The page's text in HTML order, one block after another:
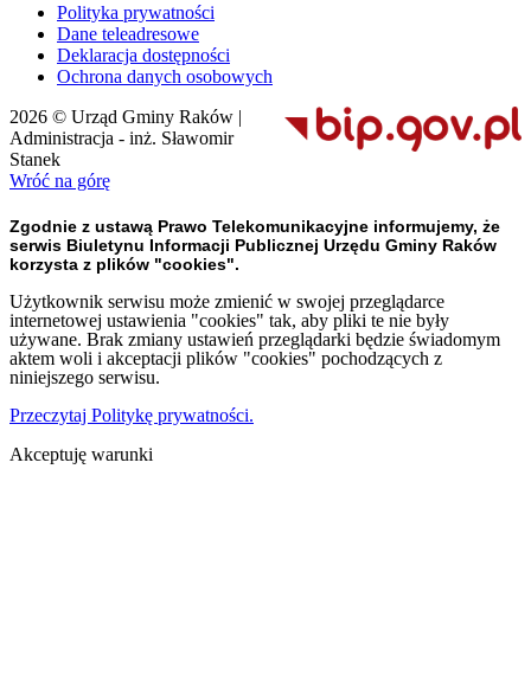
Polityka prywatności
Dane teleadresowe
Deklaracja dostępności
Ochrona danych osobowych
2026 © Urząd Gminy Raków |
Administracja - inż. Sławomir
Stanek
Wróć na górę
Zgodnie z ustawą Prawo Telekomunikacyjne informujemy, że
serwis Biuletynu Informacji Publicznej Urzędu Gminy Raków
korzysta z plików "cookies".
Użytkownik serwisu może zmienić w swojej przeglądarce
internetowej ustawienia "cookies" tak, aby pliki te nie były
używane. Brak zmiany ustawień przeglądarki będzie świadomym
aktem woli i akceptacji plików "cookies" pochodzących z
niniejszego serwisu.
Przeczytaj Politykę prywatności.
Akceptuję warunki